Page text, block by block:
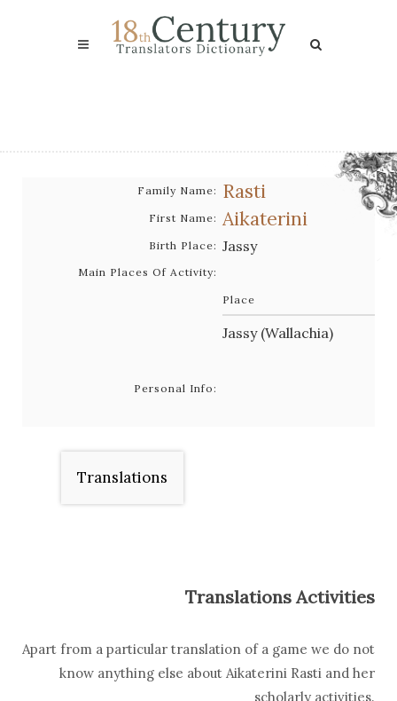
Family Name: Rasti
First Name: Aikaterini
Birth Place: Jassy
Main Places Of Activity:
Place
Jassy (Wallachia)
Personal Info:
Translations
Translations Activities
Apart from a particular translation of a game we do not
know anything else about Aikaterini Rasti and her
scholarly activities.